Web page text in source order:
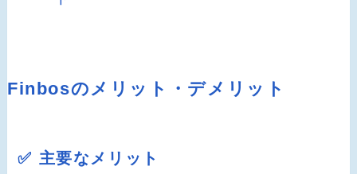
Finbosのメリット・デメリット
✅ 主要なメリット